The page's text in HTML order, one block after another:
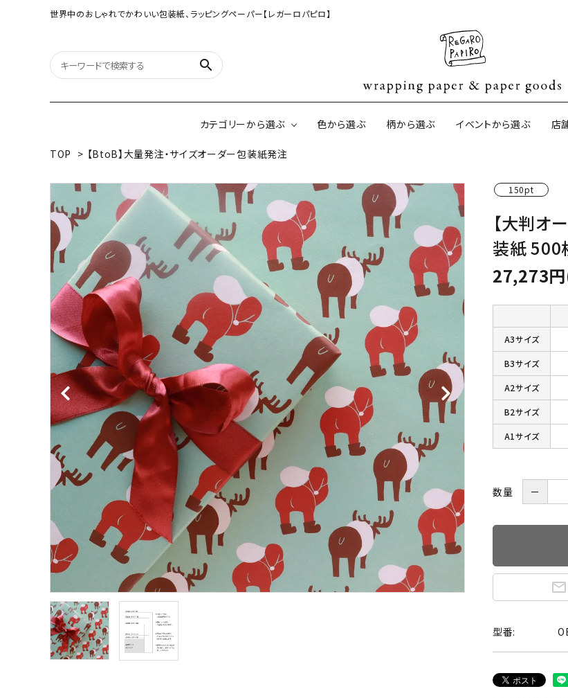
世界中のおしゃれでかわいい包装紙、ラッピングペーパー【レガーロパピロ】
search
カテゴリーから選ぶ
オリジナル包装紙
（A3相当サイズ）
【大判サイズ】オリジナル包装紙 和紙の包装紙(CAGWA paper)
ネパールの手漉き包装紙
インドのハンドプリントコットン
ペーパー
イギリスのモダン包装紙
ボタニカルダブルサイド包装紙 韓国のデザインペーパー 日本のペーパーブランド
色から選ぶ 柄から選ぶ イベントから選ぶ 店
TOP > 【BtoB】大量発注・サイズオーダー包装紙発注
150pt
【大判オ
装紙 500
27,273
A3サイズ
B3サイズ
A2サイズ
B2サイズ
A1サイズ
数量 －
mail_outline
型番: